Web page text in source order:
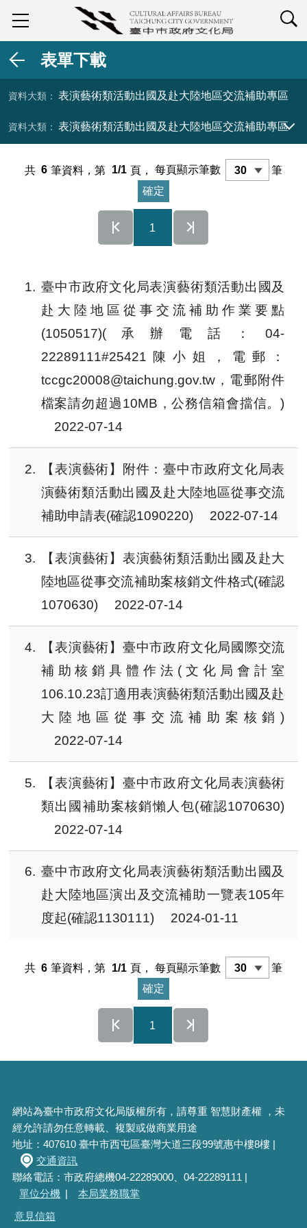
表單下載
表演藝術類活動出國及赴大陸地區交流補助專區
表演藝術類活動出國及赴大陸地區交流補助專區
資料大類 展開／收合
共 6 筆資料，第 1/1 頁， 每頁顯示筆數 筆
1
1
臺中市政府文化局表演藝術類活動出國及
赴大陸地區從事交流補助作業要點
(1050517)(承辦電話：04-
22289111#25421陳小姐，電郵：
tccgc20008@taichung.gov.tw，電郵附件
檔案請勿超過10MB，公務信箱會擋信。)
2022-07-14
2
【表演藝術】附件：臺中市政府文化局表
演藝術類活動出國及赴大陸地區從事交流
補助申請表(確認1090220)
2022-07-14
3
【表演藝術】表演藝術類活動出國及赴大
陸地區從事交流補助案核銷文件格式(確認
1070630)
2022-07-14
4
【表演藝術】臺中市政府文化局國際交流
補助核銷具體作法(文化局會計室
106.10.23訂適用表演藝術類活動出國及赴
大陸地區從事交流補助案核銷)
2022-07-14
5
【表演藝術】臺中市政府文化局表演藝術
類出國補助案核銷懶人包(確認1070630)
2022-07-14
6
臺中市政府文化局表演藝術類活動出國及
赴大陸地區演出及交流補助一覽表105年
度起(確認1130111)
2024-01-11
共 6 筆資料，第 1/1 頁， 每頁顯示筆數 筆
1
網站為臺中市政府文化局版權所有，請尊重 智慧財產權 ，未
經允許請勿任意轉載、複製或做商業用途
地址：407610 臺中市西屯區臺灣大道三段99號惠中樓8樓 |
交通資訊
聯絡電話：市政府總機04-22289000、04-22289111 |
單位分機 |
本局業務職掌
意見信箱